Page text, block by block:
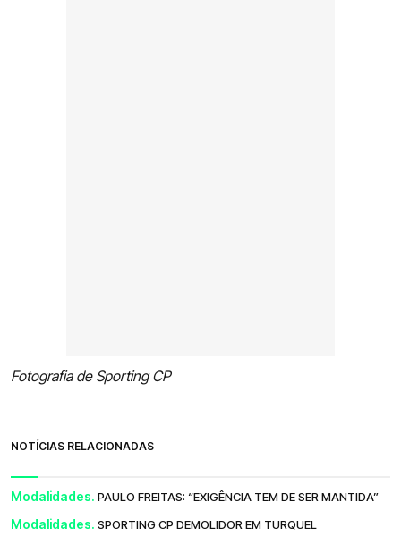
Fotografia de Sporting CP
NOTÍCIAS RELACIONADAS
Modalidades. PAULO FREITAS: “EXIGÊNCIA TEM DE SER MANTIDA”
Modalidades. SPORTING CP DEMOLIDOR EM TURQUEL